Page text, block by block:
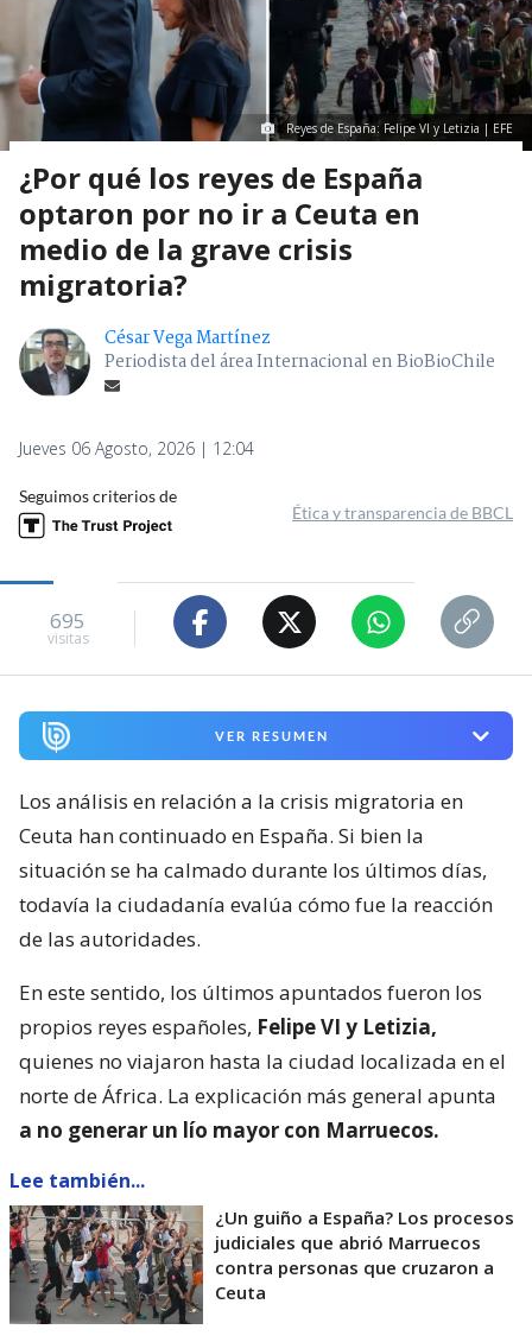
Reyes de España: Felipe VI y Letizia | EFE
¿Por qué los reyes de España
optaron por no ir a Ceuta en
medio de la grave crisis
migratoria?
César Vega Martínez
Periodista del área Internacional en BioBioChile
Jueves 06 Agosto, 2026 | 12:04
Seguimos criterios de
Ética y transparencia de BBCL
695
visitas
VER RESUMEN
Los análisis en relación a la crisis migratoria en
Ceuta han continuado en España. Si bien la
situación se ha calmado durante los últimos días,
todavía la ciudadanía evalúa cómo fue la reacción
de las autoridades.
En este sentido, los últimos apuntados fueron los
propios reyes españoles, Felipe VI y Letizia,
quienes no viajaron hasta la ciudad localizada en el
norte de África. La explicación más general apunta
a no generar un lío mayor con Marruecos.
Lee también...
¿Un guiño a España? Los procesos
judiciales que abrió Marruecos
contra personas que cruzaron a
Ceuta